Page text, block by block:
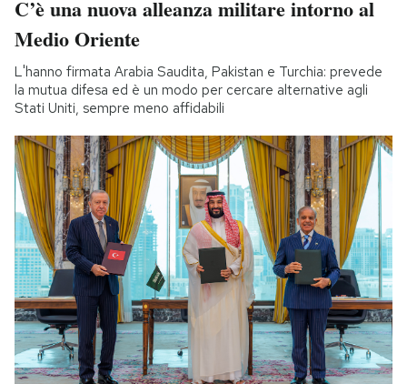
C’è una nuova alleanza militare intorno al
Medio Oriente
L'hanno firmata Arabia Saudita, Pakistan e Turchia: prevede
la mutua difesa ed è un modo per cercare alternative agli
Stati Uniti, sempre meno affidabili